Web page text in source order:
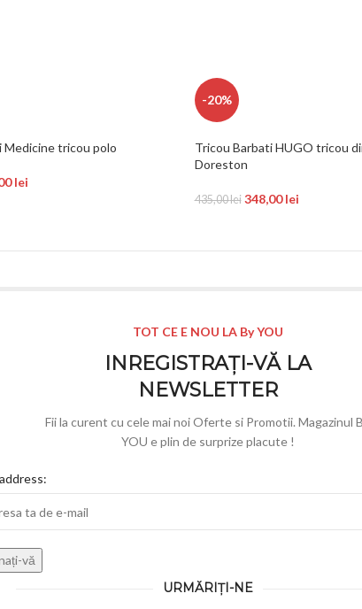
Medicine tricou polo
lei
-20%
Tricou Barbati HUGO tricou
Doreston
435,00lei 348,00lei
TOT CE E NOU LA By YOU
INREGISTRAȚI-VĂ LA
NEWSLETTER
Fii la curent cu cele mai noi Oferte si Promotii. Magazinul
YOU e plin de surprize placute !
URMĂRIȚI-NE